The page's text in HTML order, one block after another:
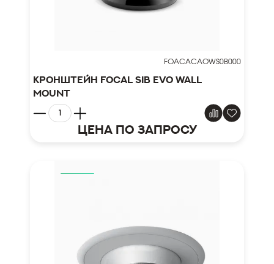
FOACACAOWS0B000
Кронштейн Focal SIB EVO wall
mount
Цена по запросу